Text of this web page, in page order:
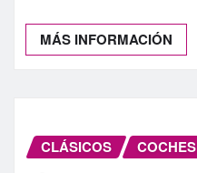
MÁS INFORMACIÓN
CLÁSICOS COCHES